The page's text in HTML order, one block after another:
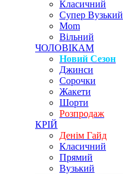
Класичний
Супер Вузький
Mom
Вільний
ЧОЛОВІКАМ
Новий Сезон
Джинси
Сорочки
Жакети
Шорти
Розпродаж
КРІЙ
Денім Гайд
Класичний
Прямий
Вузький